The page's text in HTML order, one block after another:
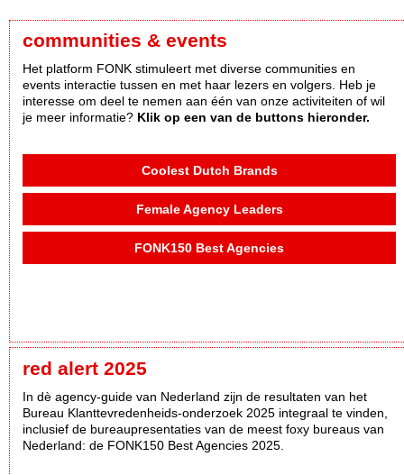
communities & events
Het platform FONK stimuleert met diverse communities en
events interactie tussen en met haar lezers en volgers. Heb je
interesse om deel te nemen aan één van onze activiteiten of wil
je meer informatie? Klik op een van de buttons hieronder.
Coolest Dutch Brands
Female Agency Leaders
FONK150 Best Agencies
red alert 2025
In dè agency-guide van Nederland zijn de resultaten van het
Bureau Klanttevredenheids-onderzoek 2025 integraal te vinden,
inclusief de bureaupresentaties van de meest foxy bureaus van
Nederland: de FONK150 Best Agencies 2025.